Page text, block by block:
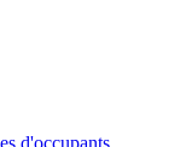
d'occupants